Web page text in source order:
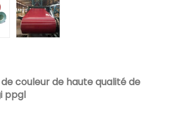
couleur de haute qualité de
ppgl